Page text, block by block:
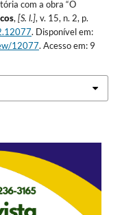
com a obra “O
, [S. l.], v. 15, n. 2, p.
. Disponível em:
12077. Acesso em: 9